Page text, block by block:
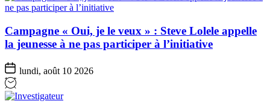
Campagne « Oui, je le veux » : Steve Lolele appelle
la jeunesse à ne pas participer à l’initiative
lundi, août 10 2026